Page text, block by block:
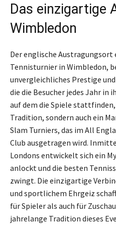
Das einzigartige
Wimbledon
Der englische Austragungsort
Tennisturnier in Wimbledon,
unvergleichliches Prestige
die die Besucher jedes Jahr in
auf dem die Spiele
Tradition, sondern auch ein
Slam Turniers, das im All
Club ausgetragen wird.
Londons entwickelt sich ein
anlockt und die besten
zwingt. Die einzigartige
und sportlichem Ehrgeiz
für Spieler als auch für
jahrelange Tradition dieses